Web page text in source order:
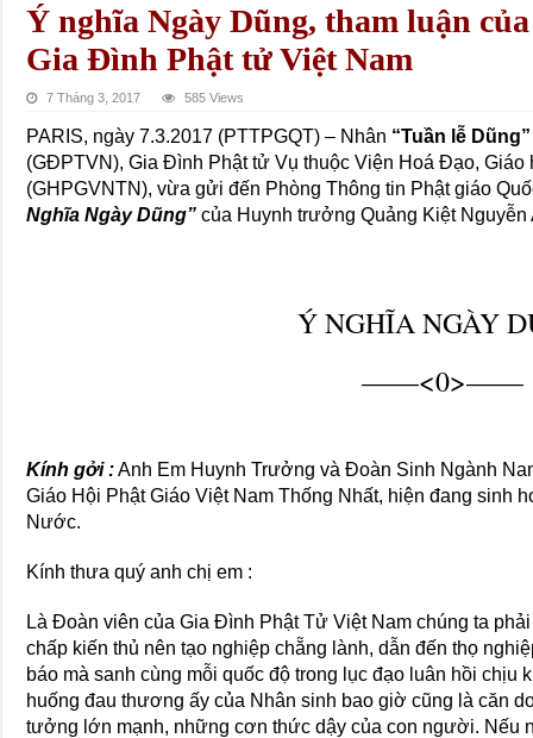
Ý nghĩa Ngày Dũng, tham luận
Gia Đình Phật tử Việt Nam
7 Tháng 3, 2017 585 Views
PARIS, ngày 7.3.2017 (PTTPGQT) – Nhân “Tuần lễ Dũng”
(GĐPTVN), Gia Đình Phật tử Vụ thuộc Viện Hoá Đạo, Giáo
(GHPGVNTN), vừa gửi đến Phòng Thông tin Phật giáo
Nghĩa Ngày Dũng” của Huynh trưởng Quảng Kiệt
Ý NGHĨA NGÀY
——<0>——
Kính gởi :Anh Em Huynh Trưởng và Đoàn Sinh Ngành
Giáo Hội Phật Giáo Việt Nam Thống Nhất, hiện đang sinh
Nước.
Kính thưa quý anh chị em :
Là Đoàn viên của Gia Đình Phật Tử Việt Nam chúng ta
chấp kiến thủ nên tạo nghiệp chẵng lành, dẫn đến thọ
báo mà sanh cùng mỗi quốc độ trong lục đạo luân hồi chịu
huống đau thương ấy của Nhân sinh bao giờ cũng là căn
tưởng lớn mạnh, những cơn thức dậy của con người. Nếu